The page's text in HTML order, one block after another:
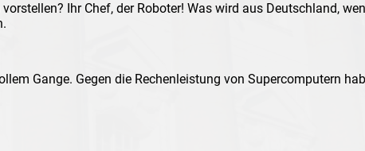
Ihr Chef, der Roboter! Was wird aus Deutschland,
Gange. Gegen die Rechenleistung von Supercomputern